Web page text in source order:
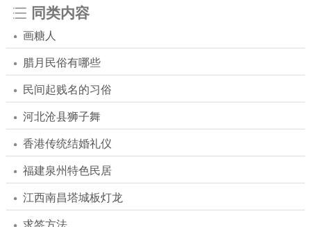
同类内容
画糖人
腊月民俗有哪些
民间起贱名的习俗
河北沧县狮子舞
香港传统结婚礼仪
福建泉州特色民居
江西南昌塔城板灯龙